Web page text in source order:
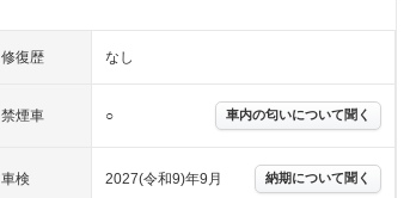
修復歴 なし
禁煙車 ○ 車内の匂いについて聞く
車検 2027(令和9)年9月 納期について聞く